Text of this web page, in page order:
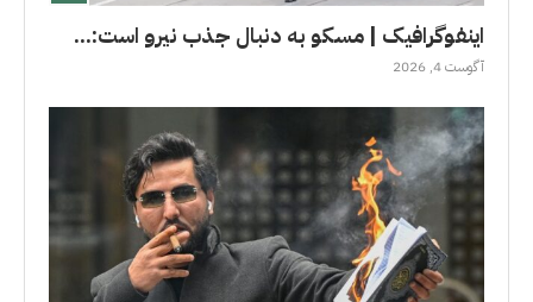
اینفوگرافیک | مسکو به دنبال جذب نیرو است:...
آگوست 4, 2026